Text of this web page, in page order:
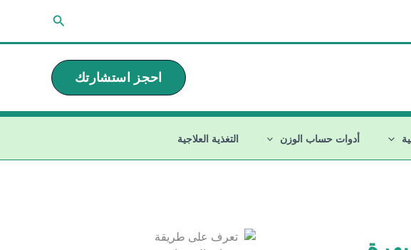
البحث
احجز استشارتك
أدوات حساب الوزن التغذية العلاجية